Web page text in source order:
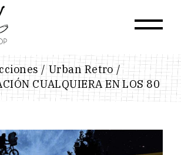
Urban Retro
CUALQUIERA EN LOS 80